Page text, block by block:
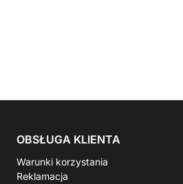
OBSŁUGA KLIENTA
Warunki korzystania
Reklamacja